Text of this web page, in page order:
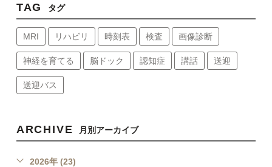
TAG タグ
MRI リハビリ 時刻表 検査 画像診断
神経を育てる 脳ドック 認知症 講話 送迎
送迎バス
ARCHIVE 月別アーカイブ
2026年 (23)